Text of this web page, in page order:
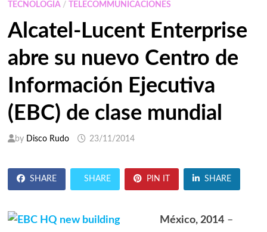
TECNOLOGÍA/ TELECOMMUNICACIONES
Alcatel-Lucent Enterprise
abre su nuevo Centro de
Información Ejecutiva
(EBC) de clase mundial
by Disco Rudo 23/11/2014
SHARE SHARE PIN IT SHARE
México, 2014–